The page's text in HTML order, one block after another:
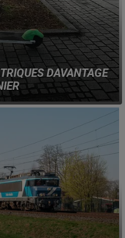
DAVANTAGE
vient de prendre un